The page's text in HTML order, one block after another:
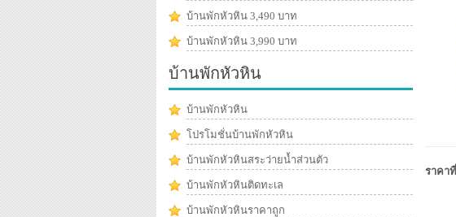
ราคา
บ้านพักหัวหิน 3,490 บาท
บ้านพักหัวหิน 3,990 บาท
บ้านพักหัวหิน
บ้านพักหัวหิน
โปรโมชั่นบ้านพักหัวหิน
บ้านพักหัวหินสระว่ายน้ำส่วนตัว
บ้านพักหัวหินติดทะเล
บ้านพักหัวหินราคาถูก